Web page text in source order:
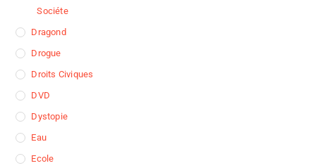
Sociéte
Dragond
Drogue
Droits Civiques
DVD
Dystopie
Eau
Ecole